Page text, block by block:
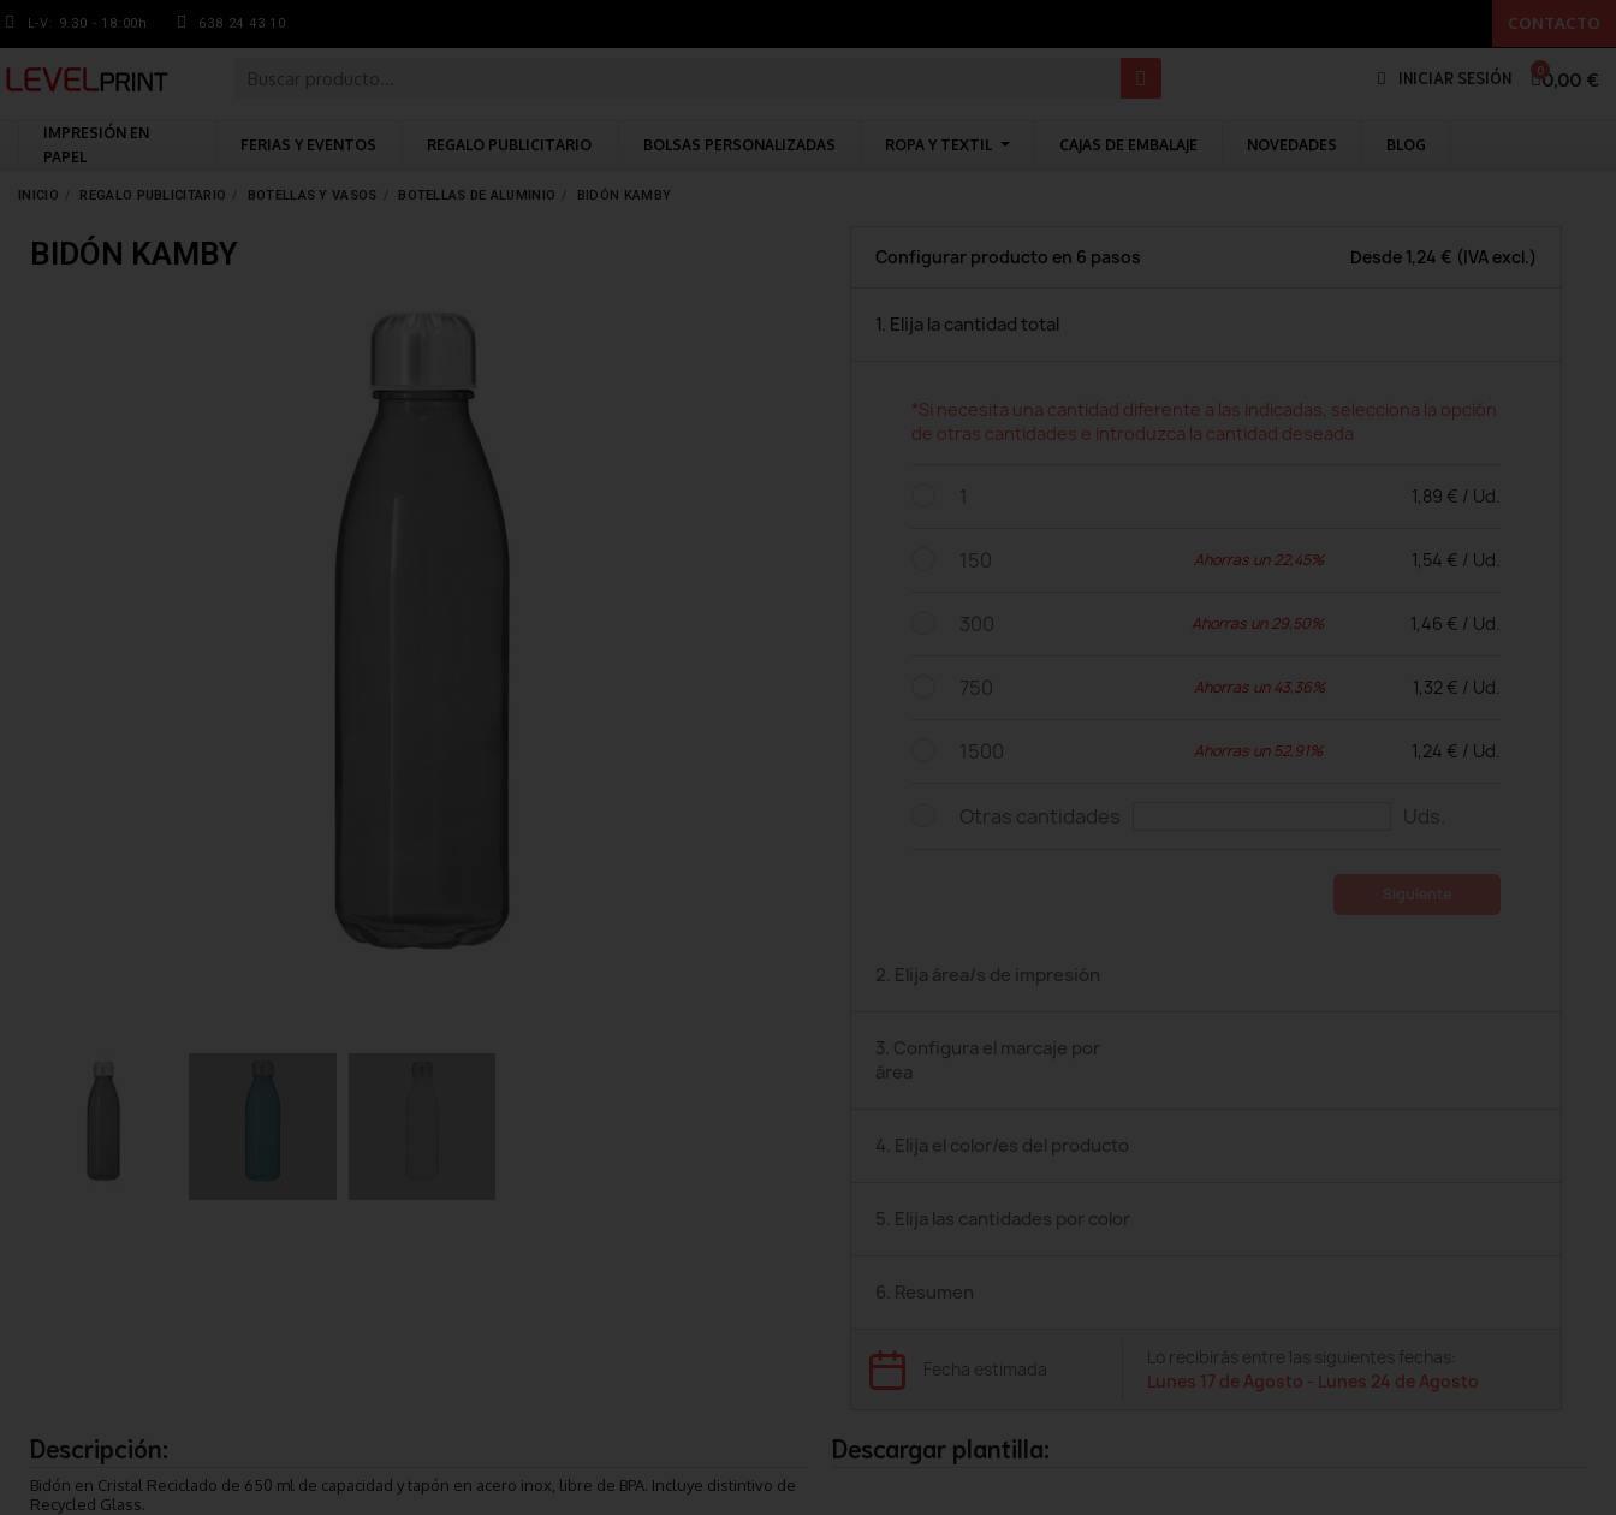
L-V: 9.30 - 18:00h 638 24 43 10 CONTACTO
INICIAR SESIÓN 0,00 €
IMPRESIÓN EN
PAPEL
FERIAS Y EVENTOS REGALO PUBLICITARIO BOLSAS PERSONALIZADAS ROPA Y TEXTIL CAJAS DE EMBALAJE NOVEDADES BLOG
INICIO REGALO PUBLICITARIO BOTELLAS Y VASOS BOTELLAS DE ALUMINIO BIDÓN KAMBY
BIDÓN KAMBY Configurar producto en 6 pasos Desde 1,24 € (IVA excl.)
1. Elija la cantidad total
*Si necesita una cantidad diferente a las indicadas, selecciona la opción
de otras cantidades e introduzca la cantidad deseada
1 1,89 € / Ud.
150 Ahorras un 22,45% 1,54 € / Ud.
300 Ahorras un 29,50% 1,46 € / Ud.
750 Ahorras un 43,36% 1,32 € / Ud.
1500 Ahorras un 52,91% 1,24 € / Ud.
Otras cantidades Uds.
2. Elija área/s de impresión
3. Configura el marcaje por
área
4. Elija el color/es del producto
5. Elija las cantidades por color
6. Resumen
Fecha estimada
Lo recibirás entre las siguientes fechas:
Lunes 17 de Agosto - Lunes 24 de Agosto
Descripción:
Bidón en Cristal Reciclado de 650 ml de capacidad y tapón en acero inox, libre de BPA. Incluye distintivo de
Recycled Glass.
Descargar plantilla: